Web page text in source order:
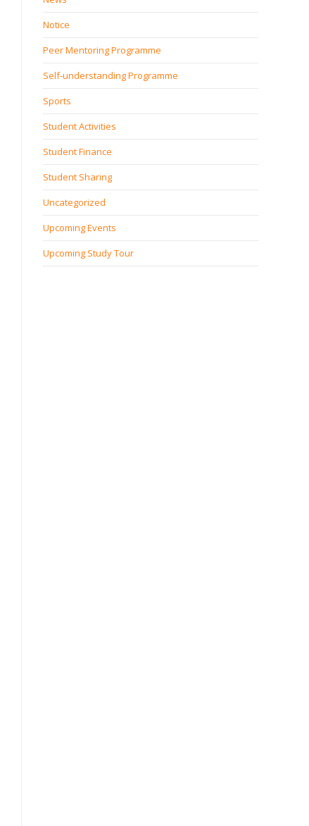
Notice
Peer Mentoring Programme
Self‐understanding Programme
Sports
Student Activities
Student Finance
Student Sharing
Uncategorized
Upcoming Events
Upcoming Study Tour